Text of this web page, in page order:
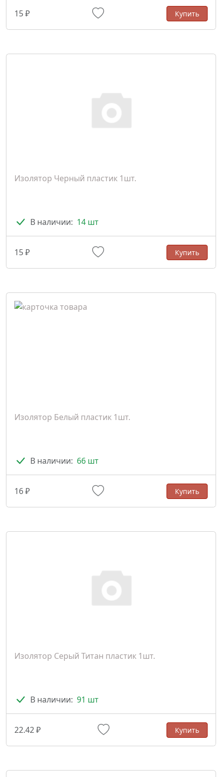
15 ₽ Купить
Изолятор Черный пластик 1шт.
В наличии: 14 шт
15 ₽ Купить
Изолятор Белый пластик 1шт.
В наличии: 66 шт
16 ₽ Купить
Изолятор Серый Титан пластик 1шт.
В наличии: 91 шт
22.42 ₽ Купить